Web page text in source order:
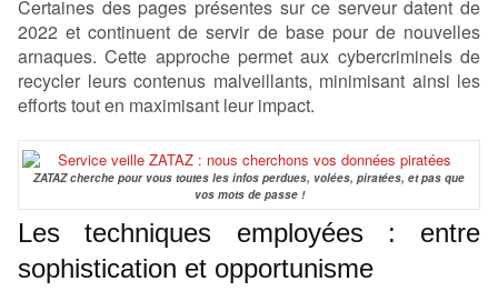
Certaines des pages présentes sur ce serveur datent de
2022 et continuent de servir de base pour de nouvelles
arnaques. Cette approche permet aux cybercriminels de
recycler leurs contenus malveillants, minimisant ainsi les
efforts tout en maximisant leur impact.
ZATAZ cherche pour vous toutes les infos perdues, volées, piratées, et pas que
vos mots de passe !
Les techniques employées : entre
sophistication et opportunisme